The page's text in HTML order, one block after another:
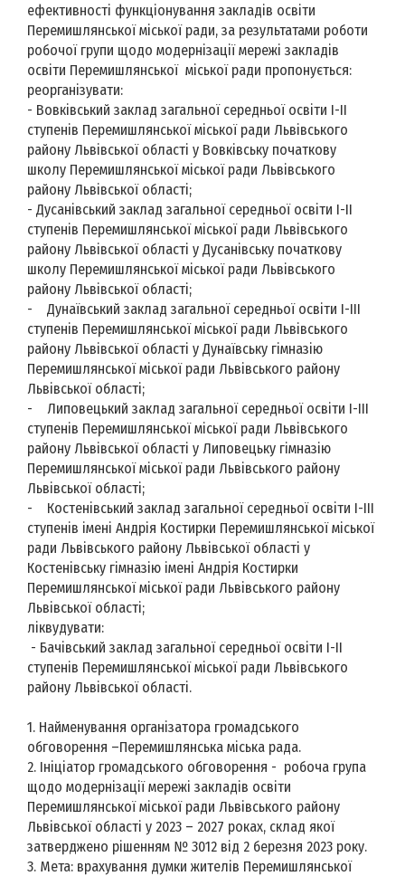
ефективності функціонування закладів освіти
Перемишлянської міської ради, за результатами роботи
робочої групи щодо модернізації мережі закладів
освіти Перемишлянської міської ради пропонується:
реорганізувати:
- Вовківський заклад загальної середньої освіти І-ІІ
ступенів Перемишлянської міської ради Львівського
району Львівської області у Вовківську початкову
школу Перемишлянської міської ради Львівського
району Львівської області;
- Дусанівський заклад загальної середньої освіти І-ІІ
ступенів Перемишлянської міської ради Львівського
району Львівської області у Дусанівську початкову
школу Перемишлянської міської ради Львівського
району Львівської області;
- Дунаївський заклад загальної середньої освіти І-ІІІ
ступенів Перемишлянської міської ради Львівського
району Львівської області у Дунаївську гімназію
Перемишлянської міської ради Львівського району
Львівської області;
- Липовецький заклад загальної середньої освіти І-ІІІ
ступенів Перемишлянської міської ради Львівського
району Львівської області у Липовецьку гімназію
Перемишлянської міської ради Львівського району
Львівської області;
- Костенівський заклад загальної середньої освіти І-ІІІ
ступенів імені Андрія Костирки Перемишлянської міської
ради Львівського району Львівської області у
Костенівську гімназію імені Андрія Костирки
Перемишлянської міської ради Львівського району
Львівської області;
ліквудувати:
- Бачівський заклад загальної середньої освіти І-ІІ
ступенів Перемишлянської міської ради Львівського
району Львівської області.
1. Найменування організатора громадського
обговорення –Перемишлянська міська рада.
2. Ініціатор громадського обговорення - робоча група
щодо модернізації мережі закладів освіти
Перемишлянської міської ради Львівського району
Львівської області у 2023 – 2027 роках, склад якої
затверджено рішенням № 3012 від 2 березня 2023 року.
3. Мета: врахування думки жителів Перемишлянської